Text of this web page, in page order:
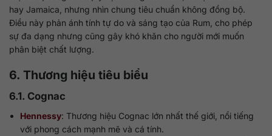
hay Jamaica, nhưng nhìn chung tiêu chuẩn không đồng bộ.
Điều này phản ánh tính tự do và sáng tạo của Rum, cho phép
sự đa dạng nhưng cũng gây khó khăn cho người mới muốn
phân biệt chất lượng.
6. Thương hiệu tiêu biểu
6.1. Cognac
Hennessy: Thương hiệu Cognac lớn nhất thế giới, nổi tiếng
với phong cách mạnh mẽ và cá tính.